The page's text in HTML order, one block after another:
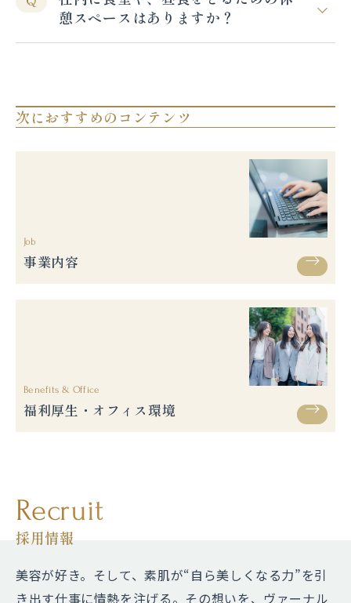
憩スペースはありますか？
次におすすめのコンテンツ
Job
事業内容
Benefits & Office
福利厚生・オフィス環境
Recruit
採用情報
美容が好き。そして、素肌が“自ら美しくなる力”を引
き出す仕事に情熱を注げる。 その想いを、ヴァーナル